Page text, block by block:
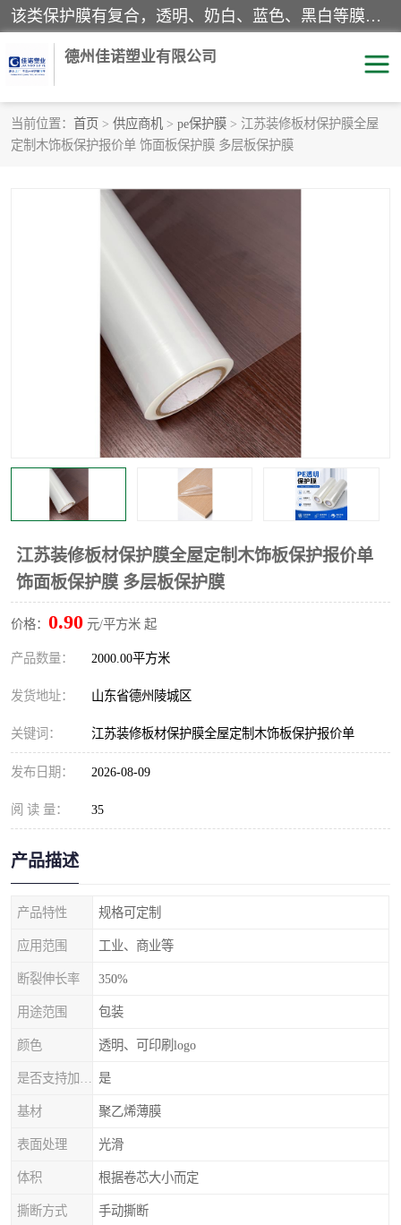
该类保护膜有复合，透明、奶白、蓝色、黑白等膜型。特高粘，高粘，中高粘，中粘，中低粘，低粘等。对于不同的粘力要求有相应的产品相适配。无胶渍残留污染。在较宽的收卷幅度下平整无皱纹，收卷长度大，利于机械化及自动化施工粘贴。为您的产品提供的表面保护解决方案。 产品广泛适用于：铝材、不锈钢、金属、塑料、电子、家电、家具、玻璃、化工材料、装饰材料等。
德州佳诺塑业有限公司
当前位置： 首页 > 供应商机 > pe保护膜 > 江苏装修板材保护膜全屋
定制木饰板保护报价单 饰面板保护膜 多层板保护膜
江苏装修板材保护膜全屋定制木饰板保护报价单
饰面板保护膜 多层板保护膜
价格： 0.90 元/平方米 起
产品数量： 2000.00平方米
发货地址： 山东省德州陵城区
关键词： 江苏装修板材保护膜全屋定制木饰板保护报价单
发布日期： 2026-08-09
阅 读 量： 35
产品描述
产品特性 规格可定制
应用范围 工业、商业等
断裂伸长率 350%
用途范围 包装
颜色 透明、可印刷logo
是
基材 聚乙烯薄膜
表面处理 光滑
体积 根据卷芯大小而定
撕断方式 手动撕断
pe保护膜 包装膜
明蓝保护膜
彩钢板保护膜
不绣钢板保护膜 两边上胶保护膜
窗缝阻风胶带 铝板保护膜
不锈钢板保护膜 一次性隔离膜